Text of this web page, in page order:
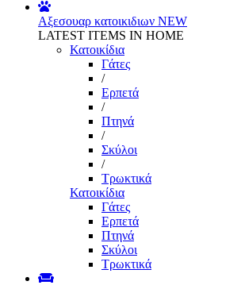
Αξεσουαρ κατοικιδιων NEW
LATEST ITEMS IN HOME
Κατοικίδια
Γάτες
/
Ερπετά
/
Πτηνά
/
Σκύλοι
/
Τρωκτικά
Κατοικίδια
Γάτες
Ερπετά
Πτηνά
Σκύλοι
Τρωκτικά